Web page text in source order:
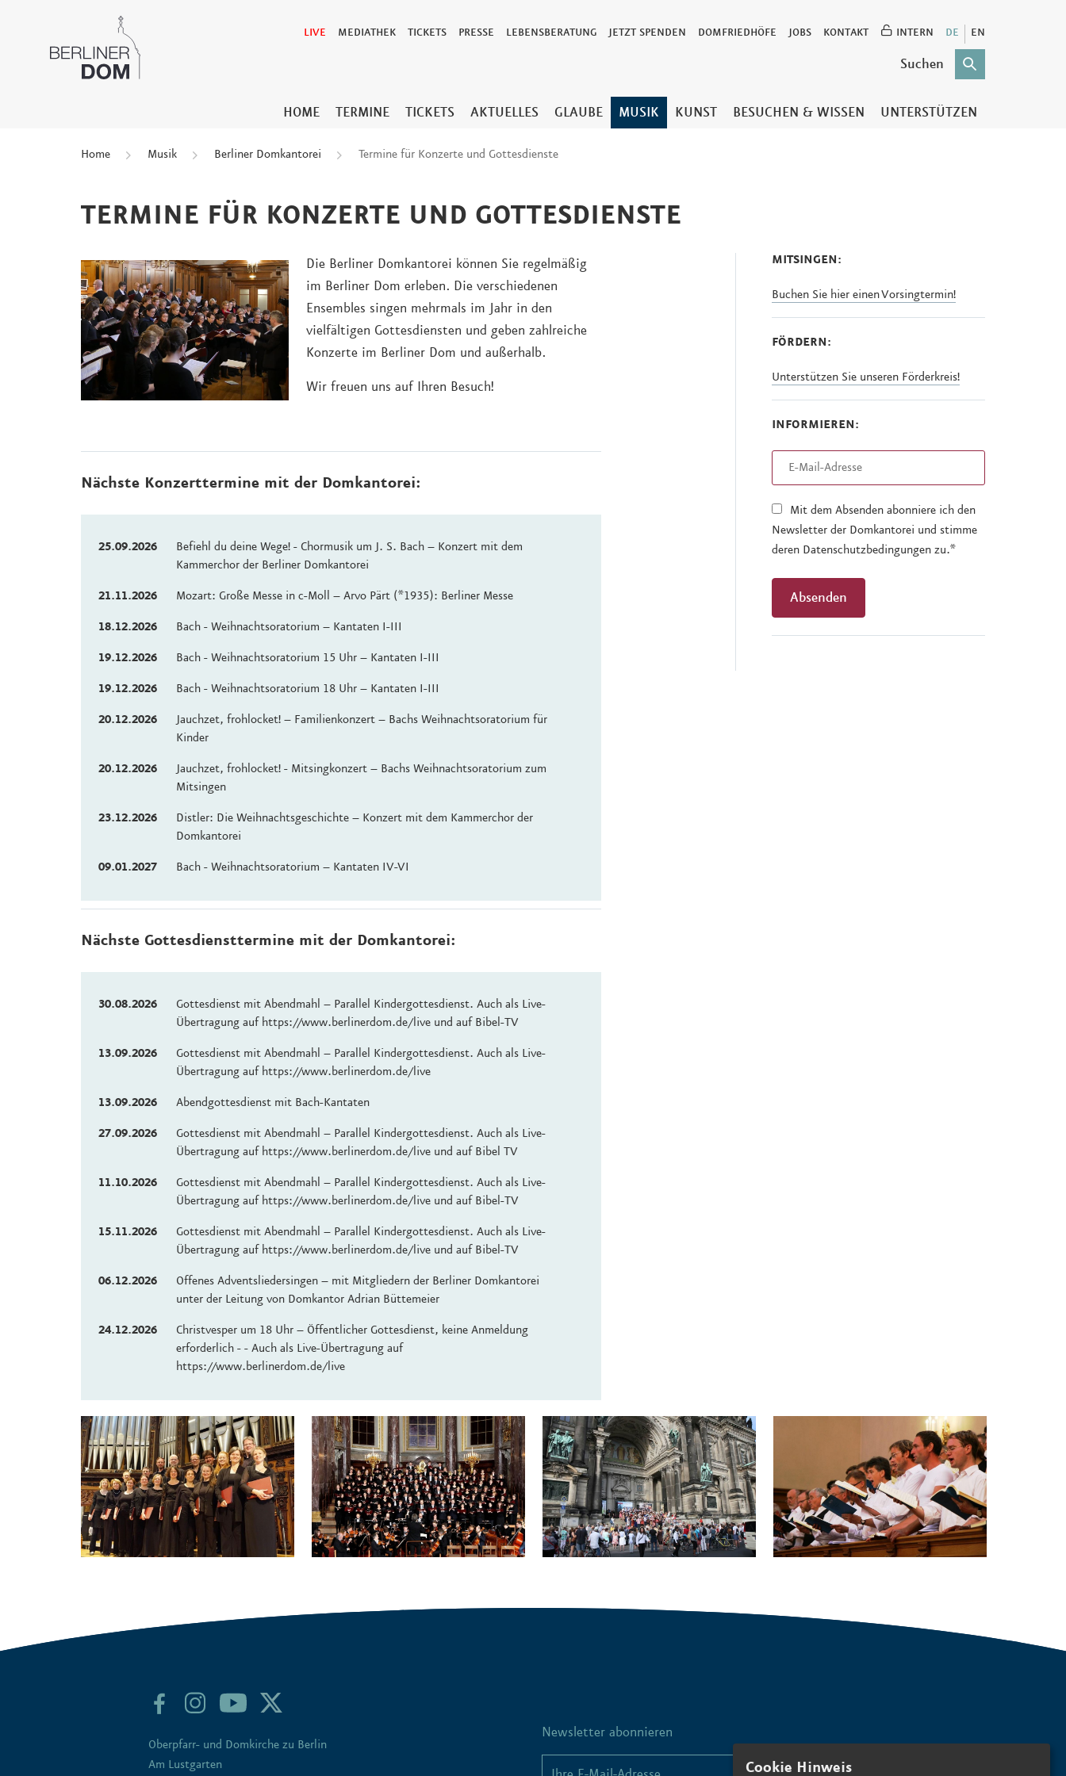
Cookie Hinweis
LIVE MEDIATHEK TICKETS PRESSE LEBENSBERATUNG JETZT SPENDEN DOMFRIEDHÖFE JOBS KONTAKT INTERN DE EN
HOME TERMINE TICKETS AKTUELLES GLAUBE MUSIK KUNST BESUCHEN & WISSEN UNTERSTÜTZEN
Home Musik Berliner Domkantorei Termine für Konzerte und Gottesdienste
TERMINE FÜR KONZERTE UND GOTTESDIENSTE
Die Berliner Domkantorei können Sie regelmäßig
im Berliner Dom erleben. Die verschiedenen
Ensembles singen mehrmals im Jahr in den
vielfältigen Gottesdiensten und geben zahlreiche
Konzerte im Berliner Dom und außerhalb.
Wir freuen uns auf Ihren Besuch!
Nächste Konzerttermine mit der Domkantorei:
25.09.2026
Befiehl du deine Wege! - Chormusik um J. S. Bach – Konzert mit dem
Kammerchor der Berliner Domkantorei
21.11.2026 Mozart: Große Messe in c-Moll – Arvo Pärt (*1935): Berliner Messe
18.12.2026 Bach - Weihnachtsoratorium – Kantaten I-III
19.12.2026 Bach - Weihnachtsoratorium 15 Uhr – Kantaten I-III
19.12.2026 Bach - Weihnachtsoratorium 18 Uhr – Kantaten I-III
20.12.2026
Jauchzet, frohlocket! – Familienkonzert – Bachs Weihnachtsoratorium für
Kinder
20.12.2026
Jauchzet, frohlocket! - Mitsingkonzert – Bachs Weihnachtsoratorium zum
Mitsingen
23.12.2026
Distler: Die Weihnachtsgeschichte – Konzert mit dem Kammerchor der
Domkantorei
09.01.2027 Bach - Weihnachtsoratorium – Kantaten IV-VI
Nächste Gottesdiensttermine mit der Domkantorei:
30.08.2026
Gottesdienst mit Abendmahl – Parallel Kindergottesdienst. Auch als Live-
Übertragung auf https://www.berlinerdom.de/live und auf Bibel-TV
13.09.2026
Gottesdienst mit Abendmahl – Parallel Kindergottesdienst. Auch als Live-
Übertragung auf https://www.berlinerdom.de/live
13.09.2026 Abendgottesdienst mit Bach-Kantaten
27.09.2026
Gottesdienst mit Abendmahl – Parallel Kindergottesdienst. Auch als Live-
Übertragung auf https://www.berlinerdom.de/live und auf Bibel TV
11.10.2026
Gottesdienst mit Abendmahl – Parallel Kindergottesdienst. Auch als Live-
Übertragung auf https://www.berlinerdom.de/live und auf Bibel-TV
15.11.2026
Gottesdienst mit Abendmahl – Parallel Kindergottesdienst. Auch als Live-
Übertragung auf https://www.berlinerdom.de/live und auf Bibel-TV
06.12.2026
Offenes Adventsliedersingen – mit Mitgliedern der Berliner Domkantorei
unter der Leitung von Domkantor Adrian Büttemeier
24.12.2026
Christvesper um 18 Uhr – Öffentlicher Gottesdienst, keine Anmeldung
erforderlich - - Auch als Live-Übertragung auf
https://www.berlinerdom.de/live
MITSINGEN:
Buchen Sie hier einen Vorsingtermin!
FÖRDERN:
Unterstützen Sie unseren Förderkreis!
INFORMIEREN:
Mit dem Absenden abonniere ich den
Newsletter der Domkantorei und stimme
deren Datenschutzbedingungen zu.*
Absenden
Oberpfarr- und Domkirche zu Berlin
Am Lustgarten
Newsletter abonnieren